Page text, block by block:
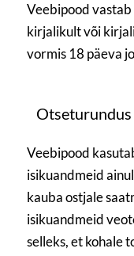
Veebipood
kirjalikult või
vormis 18 päeva
Veebipood
isikuandmeid
kauba ostjale
isikuandmeid
selleks, et kohale